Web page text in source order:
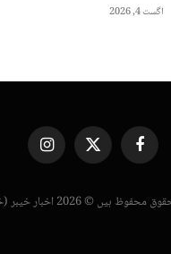
اگست 4, 2026
Facebook
X
(Twitter)
Instagram
© 2026 اخبار خیبر (خیبر نیٹ ورک)